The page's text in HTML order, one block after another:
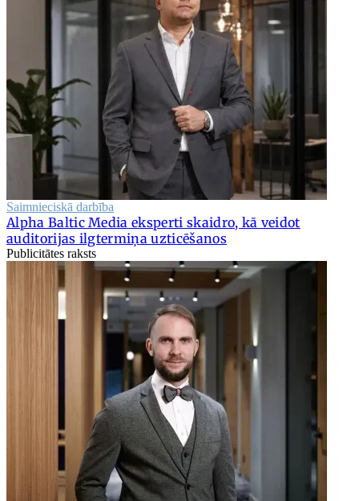
Saimnieciskā darbība
Alpha Baltic Media eksperti skaidro, kā veidot
auditorijas ilgtermiņa uzticēšanos
Publicitātes raksts